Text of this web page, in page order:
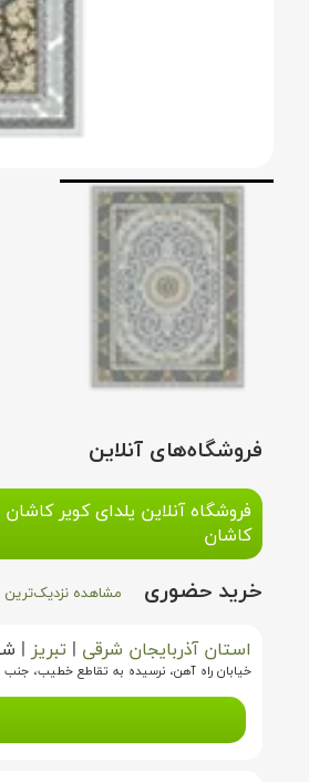
فروشگاه‌های آنلاین
فروشگاه آنلاین یلدای کویر کاشان
کاشان
خرید حضوری مشاهده
استان آذربایجان شرقی | تبریز |
خیابان راه آهن، نرسیده به تقاطع خطیب،